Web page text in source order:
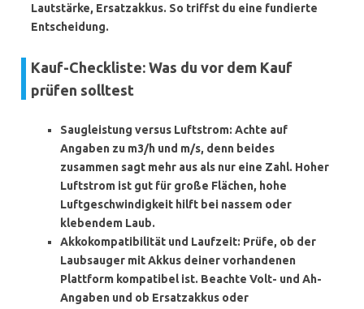
Lautstärke, Ersatzakkus. So triffst du eine fundierte
Entscheidung.
Kauf-Checkliste: Was du vor dem Kauf
prüfen solltest
Saugleistung versus Luftstrom: Achte auf
Angaben zu m3/h und m/s, denn beides
zusammen sagt mehr aus als nur eine Zahl. Hoher
Luftstrom ist gut für große Flächen, hohe
Luftgeschwindigkeit hilft bei nassem oder
klebendem Laub.
Akkokompatibilität und Laufzeit: Prüfe, ob der
Laubsauger mit Akkus deiner vorhandenen
Plattform kompatibel ist. Beachte Volt- und Ah-
Angaben und ob Ersatzakkus oder